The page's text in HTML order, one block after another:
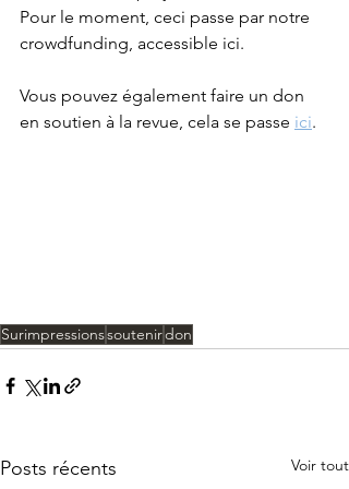
Pour le moment, ceci passe par notre
crowdfunding, accessible ici.
Vous pouvez également faire un don
en soutien à la revue, cela se passe ici.
Surimpressionssoutenirdon
Posts récents Voir tout